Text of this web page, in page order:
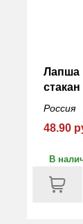
Лапша
стакан
Россия
48.90
В